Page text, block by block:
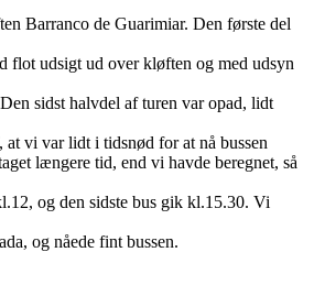
Barranco de Guarimiar. Den første del
flot udsigt ud over kløften og med udsyn
sidst halvdel af turen var opad, lidt
at vi var lidt i tidsnød for at nå bussen
længere tid, end vi havde beregnet, så
og den sidste bus gik kl.15.30. Vi
og nåede fint bussen.